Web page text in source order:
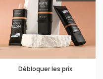
Débloquer les prix